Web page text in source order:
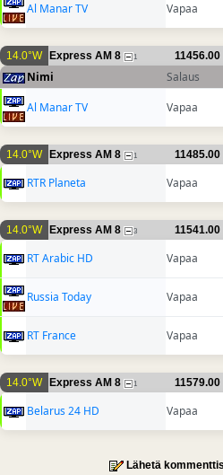
Al Manar TV Vapaa
14.0°W Express AM 8 1 11456.00
Nimi Salaus
Al Manar TV
Vapaa
14.0°W Express AM 8 1 11485.00
RTR Planeta Vapaa
14.0°W Express AM 8 3 11541.00
RT Arabic HD Vapaa
Russia Today Vapaa
RT France Vapaa
14.0°W Express AM 8 1 11579.00
Belarus 24 HD Vapaa
Lähetä